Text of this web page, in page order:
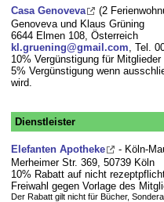
Casa Genoveva
(2
Genoveva und Klaus Grüning
6644 Elmen 108, Österreich
kl.gruening@gmail.com , Tel.
10% Vergünstigung für Mitglieder
5% Vergünstigung wenn
wird.
Dienstleister
Elefanten Apotheke
- Köln-
Merheimer Str. 369, 50739 Köln
10% Rabatt auf nicht
Freiwahl gegen Vorlage des
Der Rabatt gilt nicht für Bücher,